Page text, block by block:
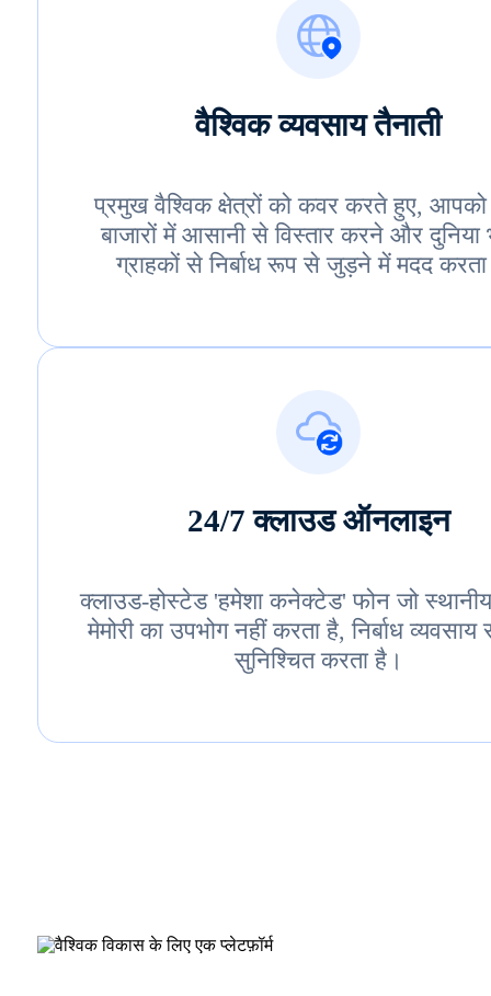
वैश्विक व्यवसाय तैनाती
प्रमुख वैश्विक क्षेत्रों को कवर करते हुए, आपको
बाजारों में आसानी से विस्तार करने और
ग्राहकों से निर्बाध रूप से जुड़ने में मदद
24/7 क्लाउड ऑनलाइन
क्लाउड-होस्टेड 'हमेशा कनेक्टेड' फोन जो
मेमोरी का उपभोग नहीं करता है, निर्बाध
सुनिश्चित करता है।